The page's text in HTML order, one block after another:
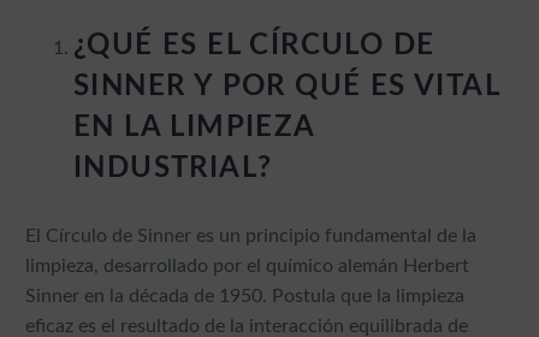
¿QUÉ ES EL CÍRCULO DE
SINNER Y POR QUÉ ES VITAL
EN LA LIMPIEZA
INDUSTRIAL?
El Círculo de Sinner es un principio fundamental de la
limpieza, desarrollado por el químico alemán Herbert
Sinner en la década de 1950. Postula que la limpieza
eficaz es el resultado de la interacción equilibrada de